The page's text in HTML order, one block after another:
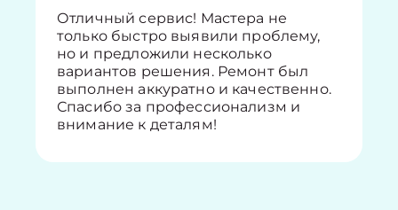
Отличный сервис! Мастера не
только быстро выявили проблему,
но и предложили несколько
вариантов решения. Ремонт был
выполнен аккуратно и качественно.
Спасибо за профессионализм и
внимание к деталям!